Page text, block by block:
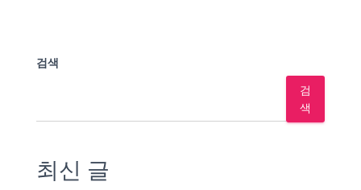
검색
검
색
최신 글